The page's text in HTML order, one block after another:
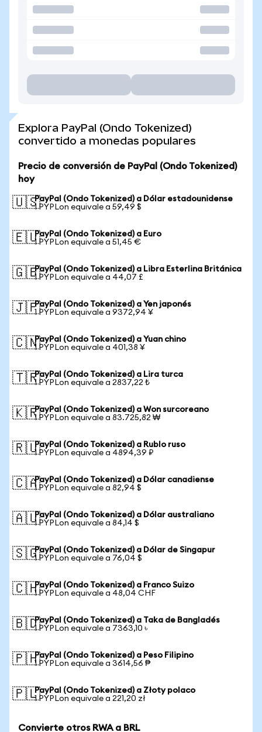
Explora PayPal (Ondo Tokenized)
convertido a monedas populares
Precio de conversión de PayPal (Ondo Tokenized)
hoy
🇺🇸PayPal (Ondo Tokenized) a Dólar estadounidense
1 PYPLon equivale a 59,49 $
🇪🇺PayPal (Ondo Tokenized) a Euro
1 PYPLon equivale a 51,45 €
🇬🇧PayPal (Ondo Tokenized) a Libra Esterlina Británica
1 PYPLon equivale a 44,07 £
🇯🇵PayPal (Ondo Tokenized) a Yen japonés
1 PYPLon equivale a 9372,94 ¥
🇨🇳PayPal (Ondo Tokenized) a Yuan chino
1 PYPLon equivale a 401,38 ¥
🇹🇷PayPal (Ondo Tokenized) a Lira turca
1 PYPLon equivale a 2837,22 ₺
🇰🇷PayPal (Ondo Tokenized) a Won surcoreano
1 PYPLon equivale a 83.725,82 ₩
🇷🇺PayPal (Ondo Tokenized) a Rublo ruso
1 PYPLon equivale a 4894,39 ₽
🇨🇦PayPal (Ondo Tokenized) a Dólar canadiense
1 PYPLon equivale a 82,94 $
🇦🇺PayPal (Ondo Tokenized) a Dólar australiano
1 PYPLon equivale a 84,14 $
🇸🇬PayPal (Ondo Tokenized) a Dólar de Singapur
1 PYPLon equivale a 76,04 $
🇨🇭PayPal (Ondo Tokenized) a Franco Suizo
1 PYPLon equivale a 48,04 CHF
🇧🇩PayPal (Ondo Tokenized) a Taka de Bangladés
1 PYPLon equivale a 7363,10 ৳
🇵🇭PayPal (Ondo Tokenized) a Peso Filipino
1 PYPLon equivale a 3614,56 ₱
🇵🇱PayPal (Ondo Tokenized) a Złoty polaco
1 PYPLon equivale a 221,20 zł
Convierte otros RWA a BRL